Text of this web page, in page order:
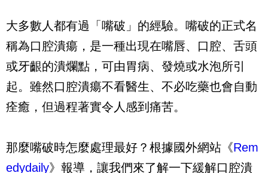
大多數人都有過「嘴破」的經驗。嘴破的正式名
稱為口腔潰瘍，是一種出現在嘴唇、口腔、舌頭
或牙齦的潰爛點，可由胃病、發燒或水泡所引
起。雖然口腔潰瘍不看醫生、不必吃藥也會自動
痊癒，但過程著實令人感到痛苦。
那麼嘴破時怎麼處理最好？根據國外網站《Rem
edydaily》報導，讓我們來了解一下緩解口腔潰